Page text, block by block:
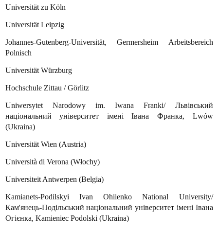
Universität zu Köln
Universität Leipzig
Johannes-Gutenberg-Universität, Germersheim Arbeitsbereich
Polnisch
Universität Würzburg
Hochschule Zittau / Görlitz
Uniwersytet Narodowy im. Iwana Franki/ Львівський
національний університет імені Івана Франка, Lwów
(Ukraina)
Universität Wien (Austria)
Università di Verona (Włochy)
Universiteit Antwerpen (Belgia)
Kamianets-Podilskyi Ivan Ohiienko National University/
Кам'янець-Подільський національний університет імені Івана
Огієнка, Kamieniec Podolski (Ukraina)